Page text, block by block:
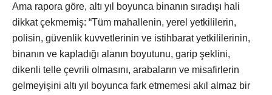
Ama rapora göre, altı yıl boyunca binanın sıradışı hali
dikkat çekmemiş: “Tüm mahallenin, yerel yetkililerin,
polisin, güvenlik kuvvetlerinin ve istihbarat yetkililerinin,
binanın ve kapladığı alanın boyutunu, garip şeklini,
dikenli telle çevrili olmasını, arabaların ve misafirlerin
gelmeyişini altı yıl boyunca fark etmemesi akıl almaz bir